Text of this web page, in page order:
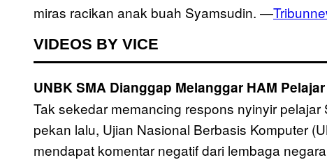
miras racikan anak buah Syamsudin. —
VIDEOS BY VICE
UNBK SMA Dianggap Melanggar HAM Pelajar
Tak sekedar memancing respons nyinyir
pekan lalu, Ujian Nasional Berbasis Komputer
mendapat komentar negatif dari lembaga